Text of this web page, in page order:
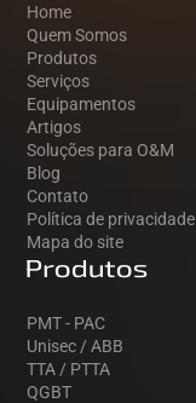
Home
Quem Somos
Produtos
Serviços
Equipamentos
Artigos
Soluções para O&M
Blog
Contato
Política de privacidade
Mapa do site
Produtos
PMT - PAC
Unisec / ABB
TTA / PTTA
QGBT